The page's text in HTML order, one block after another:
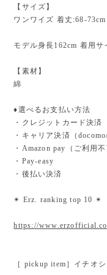
【サイズ】
ワンワイズ 着丈:68-
モデル身長162cm 着用サ
【素材】
綿
♦︎選べるお支払い方法
・クレジットカード決
・キャリア決済（
・Amazon pay（ご利用
・Pay-easy
・後払い決済
✴︎ Erz. ranking top 10 ✴︎
https://
［ pickup item］イチオ